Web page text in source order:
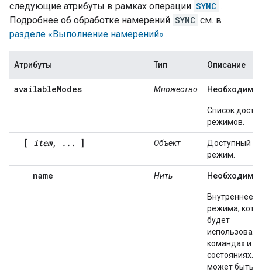
следующие атрибуты в рамках операции SYNC .
Подробнее об обработке намерений SYNC см. в
разделе «Выполнение намерений» .
Атрибуты Тип Описание
availableModes Множество
Список
режимов.
[ item, ... ] Объект
Доступный
режим.
name Нить
Внутреннее
режима,
будет
командах и
состояниях.
может быть